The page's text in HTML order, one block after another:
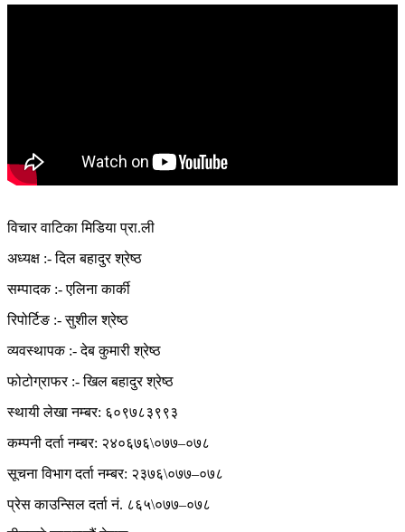
विचार वाटिका मिडिया प्रा.ली
अध्यक्ष :- दिल बहादुर श्रेष्ठ
सम्पादक :- एलिना कार्की
रिपोर्टिङ :- सुशील श्रेष्ठ
व्यवस्थापक :- देब कुमारी श्रेष्ठ
फोटोग्राफर :- खिल बहादुर श्रेष्ठ
स्थायी लेखा नम्बर: ६०९७८३९९३
कम्पनी दर्ता नम्बर: २४०६७६\०७७–०७८
सूचना विभाग दर्ता नम्बर: २३७६\०७७–०७८
प्रेस काउन्सिल दर्ता नं. ८६५\०७७–०७८